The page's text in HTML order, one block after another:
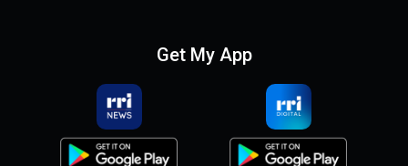
Get My App